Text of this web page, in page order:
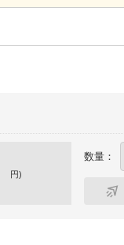
円)
数量：